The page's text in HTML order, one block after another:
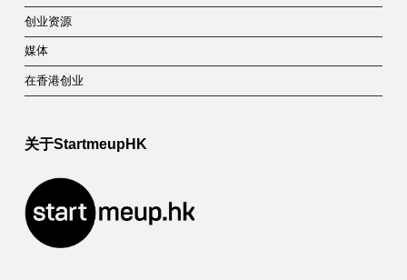
创业资源
媒体
在香港创业
关于StartmeupHK